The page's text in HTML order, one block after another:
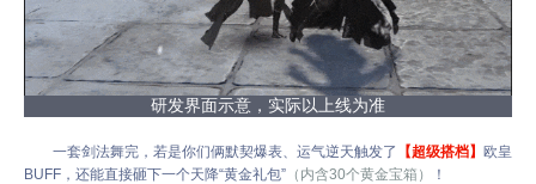
研发界面示意，实际以上线为准
一套剑法舞完，若是你们俩默契爆表、运气逆天触发了 【超级搭档】 欧皇
BUFF，还能直接砸下一个天降“黄金礼包” （内含30个黄金宝箱） ！